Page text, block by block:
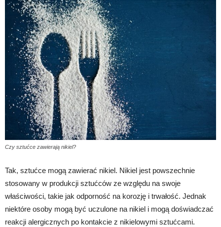
Czy sztućce zawierają nikiel?
Tak, sztućce mogą zawierać nikiel. Nikiel jest powszechnie
stosowany w produkcji sztućców ze względu na swoje
właściwości, takie jak odporność na korozję i trwałość. Jednak
niektóre osoby mogą być uczulone na nikiel i mogą doświadczać
reakcji alergicznych po kontakcie z nikielowymi sztućcami.